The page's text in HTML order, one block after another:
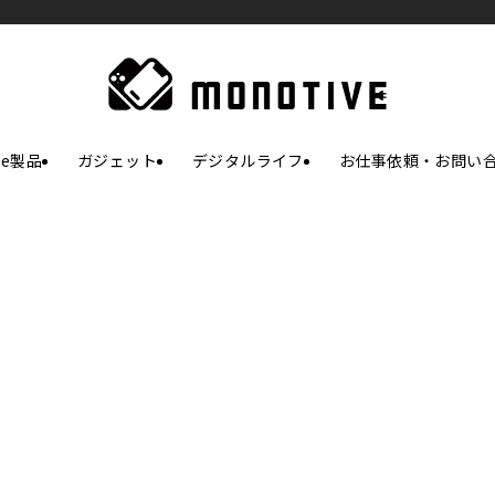
製品 ガジェット デジタルライフ お仕事依頼・お問い